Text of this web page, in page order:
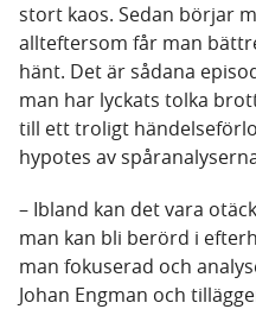
stort kaos. Sedan börjar
allteftersom får man
hänt. Det är sådana
man har lyckats tolka
till ett troligt
hypotes av
– Ibland kan det vara
man kan bli berörd i
man fokuserad och
Johan Engman och